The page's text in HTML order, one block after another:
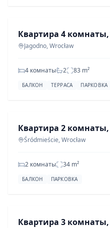
Jagodno, Wrocław
4 комнаты 2 83 m²
БАЛКОН ТЕРРАСА ПАРКОВКА
Śródmieście, Wrocław
2 комнаты 34 m²
БАЛКОН ПАРКОВКА